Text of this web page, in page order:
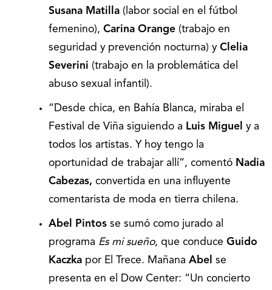
Susana Matilla (labor social en el fútbol
femenino), Carina Orange (trabajo en
seguridad y prevención nocturna) y Clelia
Severini (trabajo en la problemática del
abuso sexual infantil).
“Desde chica, en Bahía Blanca, miraba el
Festival de Viña siguiendo a Luis Miguel y a
todos los artistas. Y hoy tengo la
oportunidad de trabajar allí”, comentó Nadia
Cabezas, convertida en una influyente
comentarista de moda en tierra chilena.
Abel Pintos se sumó como jurado al
programa Es mi sueño, que conduce Guido
Kaczka por El Trece. Mañana Abel se
presenta en el Dow Center: “Un concierto